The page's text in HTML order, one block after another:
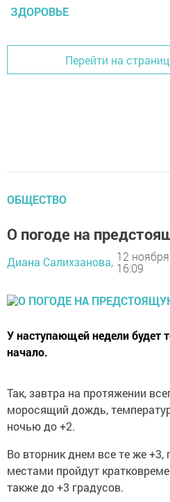
ЗДОРОВЬЕ
Перейти на
ОБЩЕСТВО
О погоде на
Диана Салихзанова, 12
16:09
У наступающей недели будет
начало.
Так, завтра на протяжении
моросящий дождь,
ночью до +2.
Во вторник днем все те же +3,
местами пройдут
также до +3 градусов.